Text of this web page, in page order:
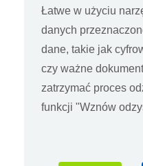
Łatwe w użyciu
danych
dane, takie jak
czy ważne
zatrzymać proces
funkcji "Wznów